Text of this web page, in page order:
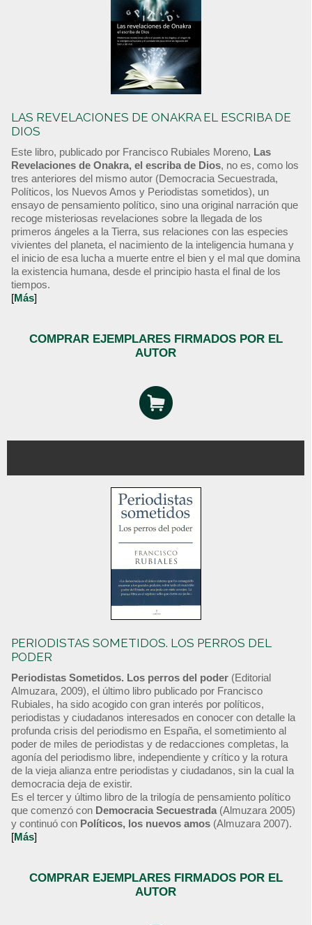
LAS REVELACIONES DE ONAKRA EL ESCRIBA DE
DIOS
Este libro, publicado por Francisco Rubiales Moreno, Las
Revelaciones de Onakra, el escriba de Dios, no es, como los
tres anteriores del mismo autor (Democracia Secuestrada,
Políticos, los Nuevos Amos y Periodistas sometidos), un
ensayo de pensamiento político, sino una original narración que
recoge misteriosas revelaciones sobre la llegada de los
primeros ángeles a la Tierra, sus relaciones con las especies
vivientes del planeta, el nacimiento de la inteligencia humana y
el inicio de esa lucha a muerte entre el bien y el mal que domina
la existencia humana, desde el principio hasta el final de los
tiempos.
[Más]
COMPRAR EJEMPLARES FIRMADOS POR EL
AUTOR
PERIODISTAS SOMETIDOS. LOS PERROS DEL
PODER
Periodistas Sometidos. Los perros del poder (Editorial
Almuzara, 2009), el último libro publicado por Francisco
Rubiales, ha sido acogido con gran interés por políticos,
periodistas y ciudadanos interesados en conocer con detalle la
profunda crisis del periodismo en España, el sometimiento al
poder de miles de periodistas y de redacciones completas, la
agonía del periodismo libre, independiente y crítico y la rotura
de la vieja alianza entre periodistas y ciudadanos, sin la cual la
democracia deja de existir.
Es el tercer y último libro de la trilogía de pensamiento político
que comenzó con Democracia Secuestrada (Almuzara 2005)
y continuó con Políticos, los nuevos amos (Almuzara 2007).
[Más]
COMPRAR EJEMPLARES FIRMADOS POR EL
AUTOR